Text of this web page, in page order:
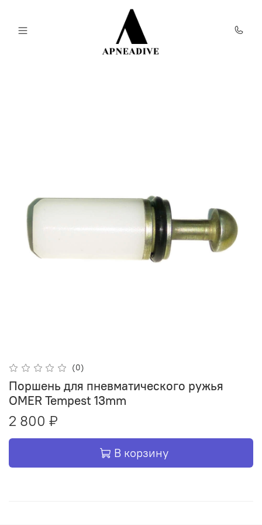
(0)
Поршень для пневматического ружья
OMER Tempest 13mm
2 800 ₽
В корзину